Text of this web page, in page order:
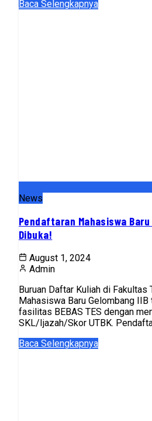
Baca Selengkapnya
News
Pendaftaran Mahasiswa
Dibuka!
August 1, 2024
Admin
Buruan Daftar Kuliah di
Mahasiswa Baru Gelombang IIB
fasilitas BEBAS TES dengan
SKL/Ijazah/Skor UTBK.
Baca Selengkapnya